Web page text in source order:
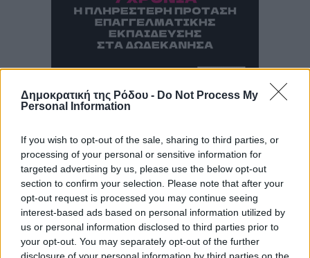
Δημοκρατική της Ρόδου - Do Not Process My
Personal Information
If you wish to opt-out of the sale, sharing to third parties, or
processing of your personal or sensitive information for
targeted advertising by us, please use the below opt-out
section to confirm your selection. Please note that after your
opt-out request is processed you may continue seeing
interest-based ads based on personal information utilized by
us or personal information disclosed to third parties prior to
your opt-out. You may separately opt-out of the further